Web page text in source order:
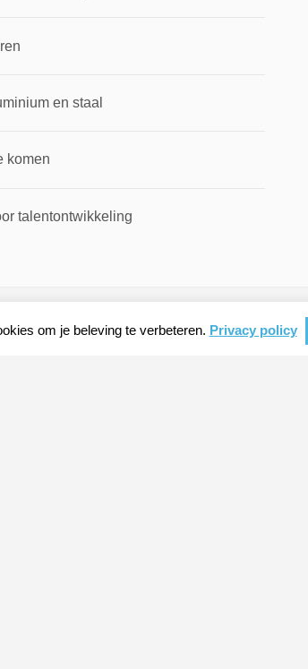
en staal
komen
talentontwikkeling
om je beleving te verbeteren. Privacy policy